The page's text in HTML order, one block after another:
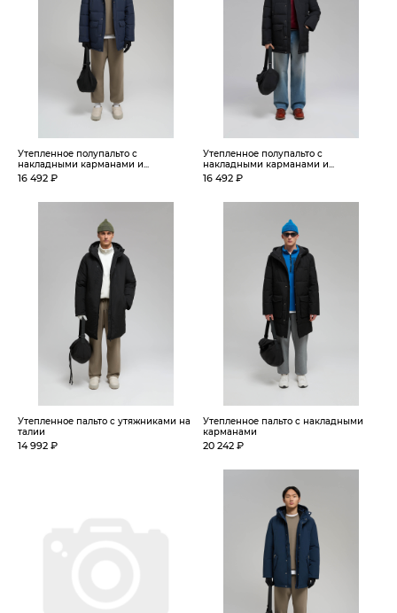
Утепленное полупальто с
накладными карманами и...
16 492 ₽
Утепленное полупальто с
накладными карманами и...
16 492 ₽
Утепленное пальто с утяжниками на
талии
14 992 ₽
Утепленное пальто с накладными
карманами
20 242 ₽